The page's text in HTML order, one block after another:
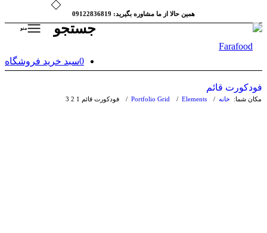
همین حالا از ما مشاوره بگیرید: 09122836819
جستجو منو
0سبد خرید فروشگاه
فودکورت قائم
مکان شما: خانه 1 /
Elements
2 /
Portfolio Grid
3 / فودکورت قائم